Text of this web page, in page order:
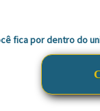
fica por dentro do